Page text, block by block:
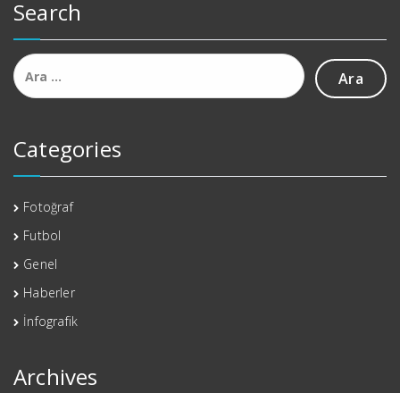
Search
Arama:
Categories
Fotoğraf
Futbol
Genel
Haberler
İnfografik
Archives